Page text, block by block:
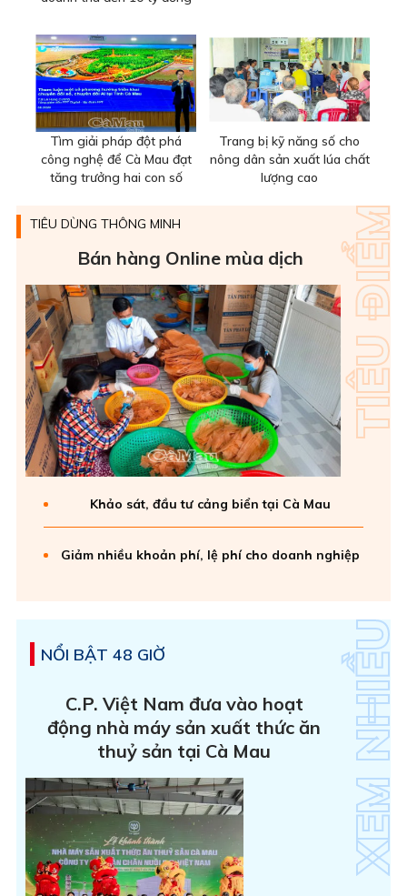
Tìm giải pháp đột phá
công nghệ để Cà Mau đạt
tăng trưởng hai con số
Trang bị kỹ năng số cho
nông dân sản xuất lúa chất
lượng cao
TIÊU DÙNG THÔNG MINH
Bán hàng Online mùa dịch
Khảo sát, đầu tư cảng biển tại Cà Mau
Giảm nhiều khoản phí, lệ phí cho doanh nghiệp
NỔI BẬT 48 GIỜ
C.P. Việt Nam đưa vào hoạt
động nhà máy sản xuất thức ăn
thuỷ sản tại Cà Mau